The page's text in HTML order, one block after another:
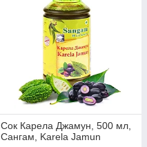
Сок Карела Джамун, 500 мл,
Сангам, Karela Jamun